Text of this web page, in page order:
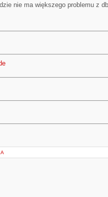
nie ma większego problemu z